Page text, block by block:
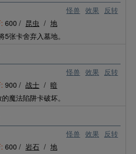
怪兽 效果 反转
600 / 昆虫 / 地
张卡舍弃入墓地。
怪兽 效果 反转
900 / 战士 / 暗
魔法陷阱卡破坏。
怪兽 效果 反转
600 / 岩石 / 地